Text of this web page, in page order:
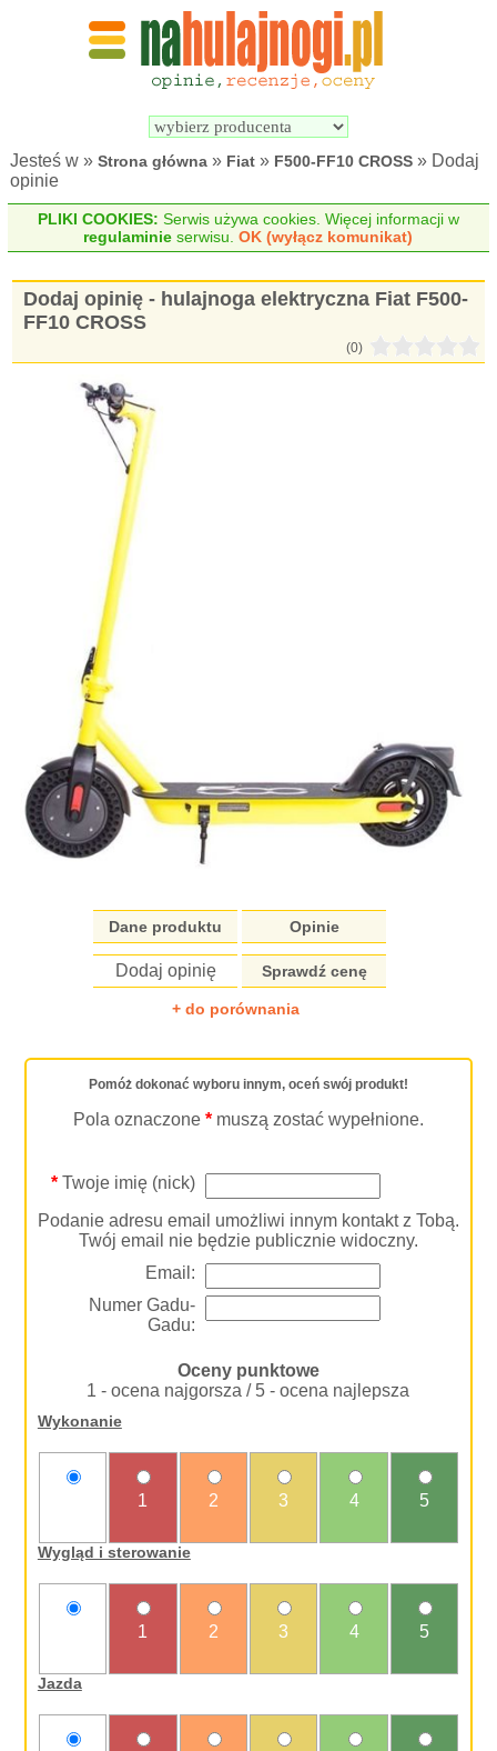
Wyszukiwarka
elektrycznych
Jesteś w »Strona główna » Fiat » F500-FF10 CROSS » Dodaj
opinie
PLIKI COOKIES: Serwis używa cookies. Więcej informacji w
regulaminie serwisu.OK (wyłącz komunikat)
Dodaj opinię - hulajnoga elektryczna Fiat F500-
FF10 CROSS
(0)
Dane produktu Opinie
Dodaj opinię Sprawdź cenę
+ do porównania
Pomóż dokonać wyboru innym, oceń swój produkt!
Pola oznaczone * muszą zostać wypełnione.
*Twoje imię (nick)
Podanie adresu email umożliwi innym kontakt z Tobą.
Twój email nie będzie publicznie widoczny.
Email:
Numer Gadu-
Gadu:
Oceny punktowe
1 - ocena najgorsza / 5 - ocena najlepsza
Wykonanie
1 2 3 4 5
Wygląd i sterowanie
1 2 3 4 5
Jazda